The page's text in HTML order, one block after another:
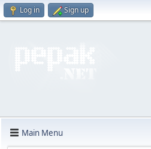
Log in Sign up
Main Menu